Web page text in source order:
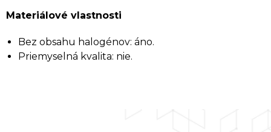
Materiálové vlastnosti
Bez obsahu halogénov: áno.
Priemyselná kvalita: nie.